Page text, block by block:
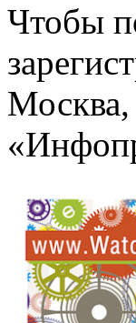
Чтобы
Москва,